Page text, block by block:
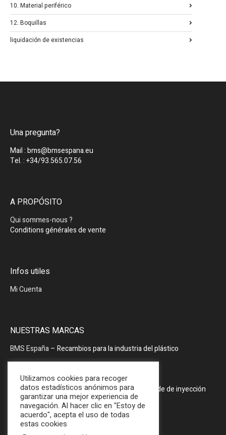
10. Material periférico
12. Boquillas
liquidación de existencias
Una pregunta?
Mail : bms@bmsespana.eu
Tel. : +34/93.565.07.56
A PROPÓSITO
Qui sommes-nous ?
Conditions générales de vente
Infos utiles
Mi Cuenta
NUESTRAS MARCAS
BMS España– Recambios para la industria del plástico
PRODOPTIM– Mesa de mantenimiento de molde de inyección
Utilizamos cookies para recoger
datos estadísticos anónimos para
garantizar una mejor experiencia de
navegación. Al hacer clic en "Estoy de
acuerdo", acepta el uso de todas
estas cookies